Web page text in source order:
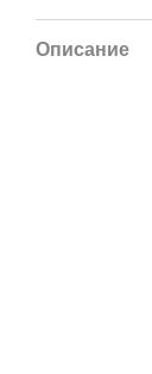
Описание